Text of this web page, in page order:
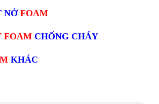
NỞFOAM
FOAM CHỐNG CHÁY
KHÁC